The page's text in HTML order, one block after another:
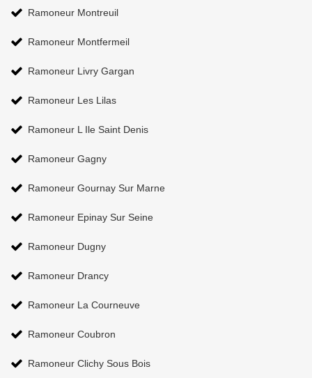
Ramoneur Montreuil
Ramoneur Montfermeil
Ramoneur Livry Gargan
Ramoneur Les Lilas
Ramoneur L Ile Saint Denis
Ramoneur Gagny
Ramoneur Gournay Sur Marne
Ramoneur Epinay Sur Seine
Ramoneur Dugny
Ramoneur Drancy
Ramoneur La Courneuve
Ramoneur Coubron
Ramoneur Clichy Sous Bois